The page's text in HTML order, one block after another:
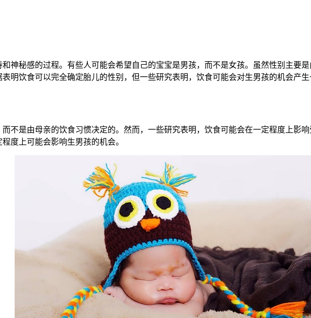
秘感的过程。有些人可能会希望自己的宝宝是男孩，而不是女孩。虽然性别主要
明饮食可以完全确定胎儿的性别，但一些研究表明，饮食可能会对生男孩的机会产
是由母亲的饮食习惯决定的。然而，一些研究表明，饮食可能会在一定程度上影
度上可能会影响生男孩的机会。